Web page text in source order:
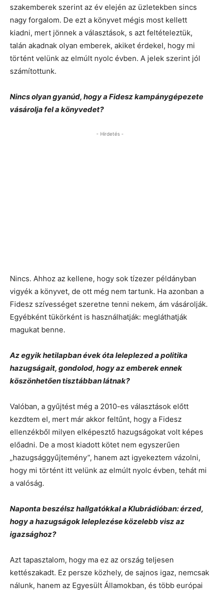
szakemberek szerint az év elején az üzletekben sincs
nagy forgalom. De ezt a könyvet mégis most kellett
kiadni, mert jönnek a választások, s azt feltételeztük,
talán akadnak olyan emberek, akiket érdekel, hogy mi
történt velünk az elmúlt nyolc évben. A jelek szerint jól
számítottunk.
Nincs olyan gyanúd, hogy a Fidesz kampánygépezete
vásárolja fel a könyvedet?
- Hirdetés -
Nincs. Ahhoz az kellene, hogy sok tízezer példányban
vigyék a könyvet, de ott még nem tartunk. Ha azonban a
Fidesz szívességet szeretne tenni nekem, ám vásárolják.
Egyébként tükörként is használhatják: megláthatják
magukat benne.
Az egyik hetilapban évek óta leleplezed a politika
hazugságait, gondolod, hogy az emberek ennek
köszönhetően tisztábban látnak?
Valóban, a gyűjtést még a 2010-es választások előtt
kezdtem el, mert már akkor feltűnt, hogy a Fidesz
ellenzékből milyen elképesztő hazugságokat volt képes
előadni. De a most kiadott kötet nem egyszerűen
„hazugsággyűjtemény”, hanem azt igyekeztem vázolni,
hogy mi történt itt velünk az elmúlt nyolc évben, tehát mi
a valóság.
Naponta beszélsz hallgatókkal a Klubrádióban: érzed,
hogy a hazugságok leleplezése közelebb visz az
igazsághoz?
Azt tapasztalom, hogy ma ez az ország teljesen
kettészakadt. Ez persze közhely, de sajnos igaz, nemcsak
nálunk, hanem az Egyesült Államokban, és több európai